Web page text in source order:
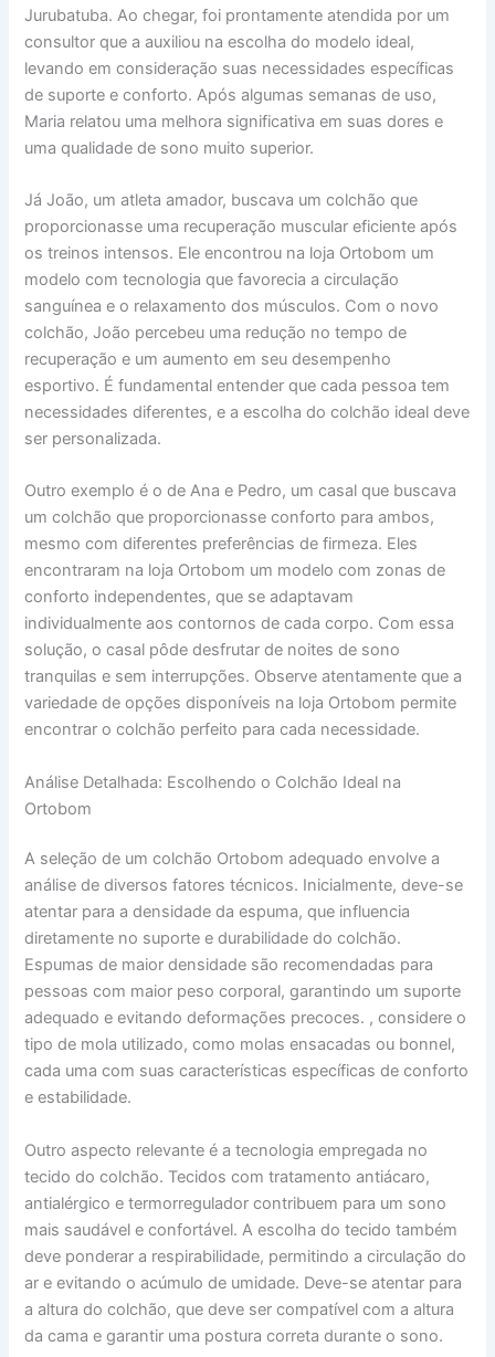
Jurubatuba. Ao chegar, foi prontamente atendida por um
consultor que a auxiliou na escolha do modelo ideal,
levando em consideração suas necessidades específicas
de suporte e conforto. Após algumas semanas de uso,
Maria relatou uma melhora significativa em suas dores e
uma qualidade de sono muito superior.
Já João, um atleta amador, buscava um colchão que
proporcionasse uma recuperação muscular eficiente após
os treinos intensos. Ele encontrou na loja Ortobom um
modelo com tecnologia que favorecia a circulação
sanguínea e o relaxamento dos músculos. Com o novo
colchão, João percebeu uma redução no tempo de
recuperação e um aumento em seu desempenho
esportivo. É fundamental entender que cada pessoa tem
necessidades diferentes, e a escolha do colchão ideal deve
ser personalizada.
Outro exemplo é o de Ana e Pedro, um casal que buscava
um colchão que proporcionasse conforto para ambos,
mesmo com diferentes preferências de firmeza. Eles
encontraram na loja Ortobom um modelo com zonas de
conforto independentes, que se adaptavam
individualmente aos contornos de cada corpo. Com essa
solução, o casal pôde desfrutar de noites de sono
tranquilas e sem interrupções. Observe atentamente que a
variedade de opções disponíveis na loja Ortobom permite
encontrar o colchão perfeito para cada necessidade.
Análise Detalhada: Escolhendo o Colchão Ideal na
Ortobom
A seleção de um colchão Ortobom adequado envolve a
análise de diversos fatores técnicos. Inicialmente, deve-se
atentar para a densidade da espuma, que influencia
diretamente no suporte e durabilidade do colchão.
Espumas de maior densidade são recomendadas para
pessoas com maior peso corporal, garantindo um suporte
adequado e evitando deformações precoces. , considere o
tipo de mola utilizado, como molas ensacadas ou bonnel,
cada uma com suas características específicas de conforto
e estabilidade.
Outro aspecto relevante é a tecnologia empregada no
tecido do colchão. Tecidos com tratamento antiácaro,
antialérgico e termorregulador contribuem para um sono
mais saudável e confortável. A escolha do tecido também
deve ponderar a respirabilidade, permitindo a circulação do
ar e evitando o acúmulo de umidade. Deve-se atentar para
a altura do colchão, que deve ser compatível com a altura
da cama e garantir uma postura correta durante o sono.